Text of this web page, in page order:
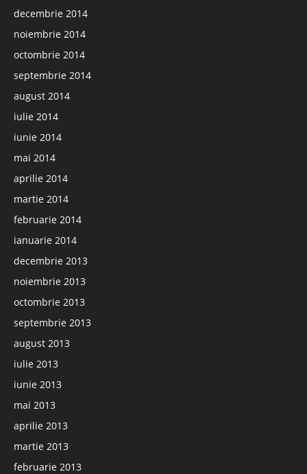
decembrie 2014
noiembrie 2014
octombrie 2014
septembrie 2014
august 2014
iulie 2014
iunie 2014
mai 2014
aprilie 2014
martie 2014
februarie 2014
ianuarie 2014
decembrie 2013
noiembrie 2013
octombrie 2013
septembrie 2013
august 2013
iulie 2013
iunie 2013
mai 2013
aprilie 2013
martie 2013
februarie 2013